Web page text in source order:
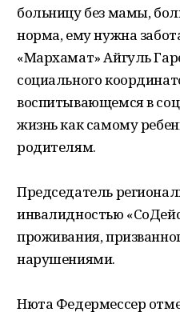
больницу без мамы,
норма, ему нужна
«Мархамат» Айгуль
социального
воспитывающемся в
жизнь как самому
родителям.
Председатель
инвалидностью
проживания,
нарушениями.
Нюта Федермессер